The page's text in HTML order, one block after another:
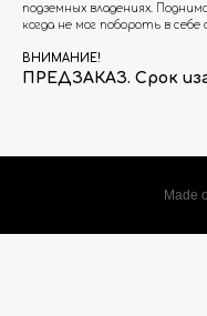
подземных владениях.
когда не мог побороть в себе
ВНИМАНИЕ!
ПРЕДЗАКАЗ. Срок
Made